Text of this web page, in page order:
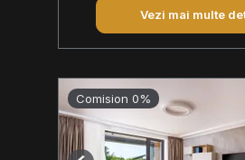
Vezi mai multe
Comision 0%